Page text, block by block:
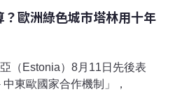
歐洲綠色城市塔林用十年
（Estonia）8月11日先後表
東歐國家合作機制」，